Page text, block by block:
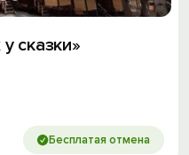
сказки»
Бесплатая отмена